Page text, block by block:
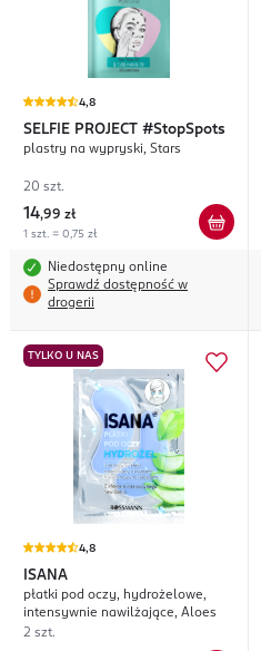
4,8
SELFIE PROJECT #StopSpots
plastry na wypryski, Stars
20 szt.
14,99 zł
1 szt. = 0,75 zł
Niedostępny online
Sprawdź dostępność w
drogerii
TYLKO U NAS
4,8
ISANA
płatki pod oczy, hydrożelowe,
intensywnie nawilżające, Aloes
2 szt.